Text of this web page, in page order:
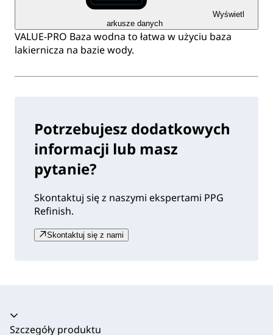
Wyświetl
arkusze danych
VALUE-PRO Baza wodna to łatwa w użyciu baza
lakiernicza na bazie wody.
Potrzebujesz dodatkowych
informacji lub masz
pytanie?
Skontaktuj się z naszymi ekspertami PPG
Refinish.
Skontaktuj się z nami
Akordeon zwinięty
Szczegóły produktu